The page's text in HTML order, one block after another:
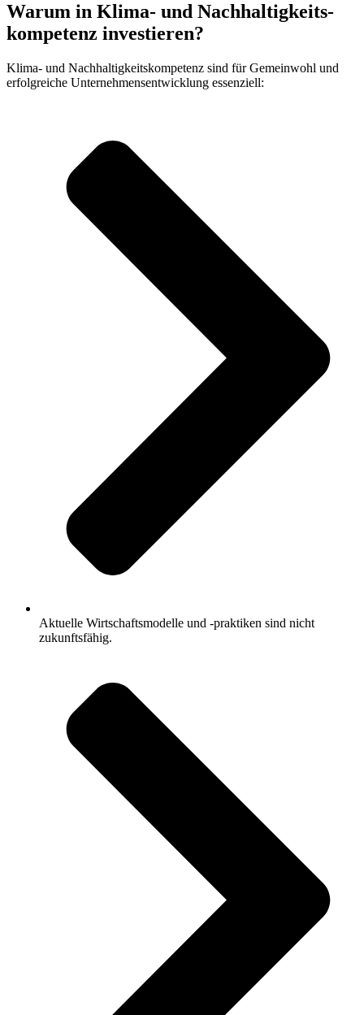
Warum in Klima- und Nachhaltigkeits­
kompetenz investieren?
Klima- und Nachhaltigkeitskompetenz sind für Gemeinwohl und
erfolgreiche Unternehmensentwicklung essenziell:
Aktuelle Wirtschaftsmodelle und -praktiken sind nicht
zukunftsfähig.